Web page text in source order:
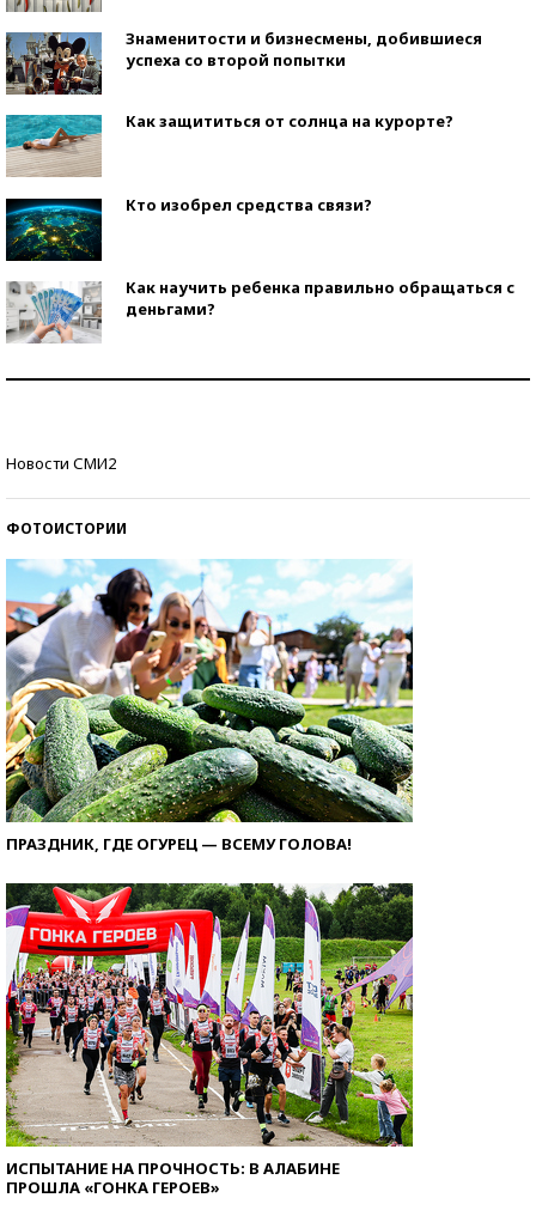
Знаменитости и бизнесмены, добившиеся
успеха со второй попытки
Как защититься от солнца на курорте?
Кто изобрел средства связи?
Как научить ребенка правильно обращаться с
деньгами?
Новости СМИ2
ФОТОИСТОРИИ
ПРАЗДНИК, ГДЕ ОГУРЕЦ — ВСЕМУ ГОЛОВА!
ИСПЫТАНИЕ НА ПРОЧНОСТЬ: В АЛАБИНЕ
ПРОШЛА «ГОНКА ГЕРОЕВ»